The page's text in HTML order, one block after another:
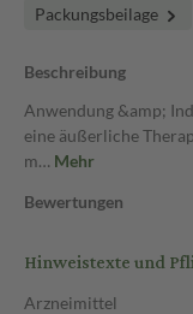
Packungsbeilage
Beschreibung
Anwendung &amp;
eine äußerliche
m… Mehr
Bewertungen
Hinweistexte und
Arzneimittel